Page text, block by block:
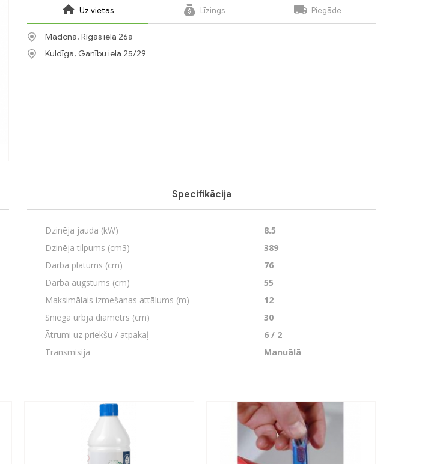
Uz vietas Līzings Piegāde
Madona, Rīgas iela 26a
Kuldīga, Ganību iela 25/29
Specifikācija
Dzinēja jauda (kW)
8.5
Dzinēja tilpums (cm3)
389
Darba platums (cm)
76
Darba augstums (cm)
55
Maksimālais izmešanas attālums (m)
12
Sniega urbja diametrs (cm)
30
Ātrumi uz priekšu / atpakaļ
6 / 2
Transmisija
Manuālā